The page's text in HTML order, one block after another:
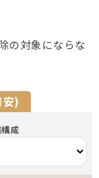
の対象にならな
安)